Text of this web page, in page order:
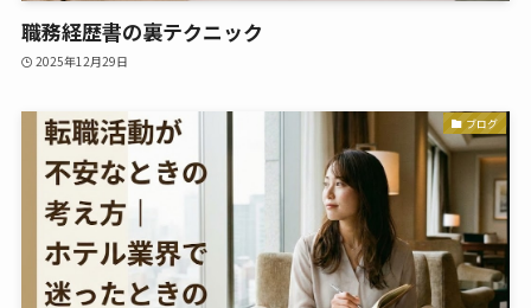
職務経歴書の裏テクニック
2025年12月29日
ブログ